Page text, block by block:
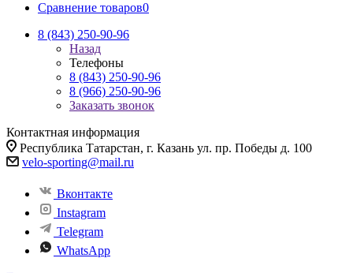
Сравнение товаров0
8 (843) 250-90-96
Назад
Телефоны
8 (843) 250-90-96
8 (966) 250-90-96
Заказать звонок
Контактная информация
Республика Татарстан, г. Казань ул. пр. Победы д. 100
velo-sporting@mail.ru
Вконтакте
Instagram
Telegram
WhatsApp